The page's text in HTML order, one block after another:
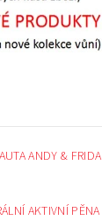
ANDY & FRIDA
AKTIVNÍ PĚNA